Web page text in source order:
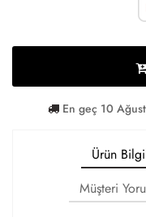
En geç 10
Ürün
Müşteri